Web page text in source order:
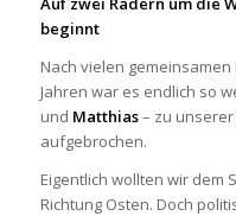
beginnt
Nach vielen
Jahren war es endlich so
und Matthias– zu unserer
aufgebrochen.
Eigentlich wollten wir
Richtung Osten. Doch